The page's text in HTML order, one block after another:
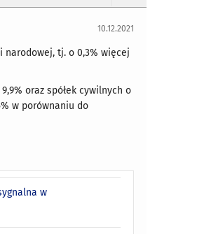
10.12.2021
narodowej, tj. o 0,3% więcej
oraz spółek cywilnych o
w porównaniu do
w